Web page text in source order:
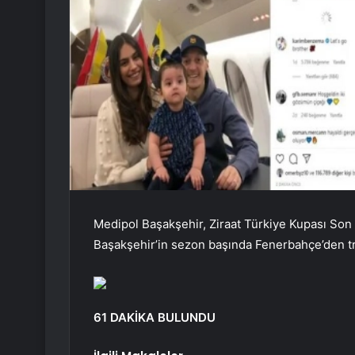
Medipol Başakşehir, Ziraat Türkiye Kupası
Başakşehir’in sezon başında
61 DAKİKA BULUNDU